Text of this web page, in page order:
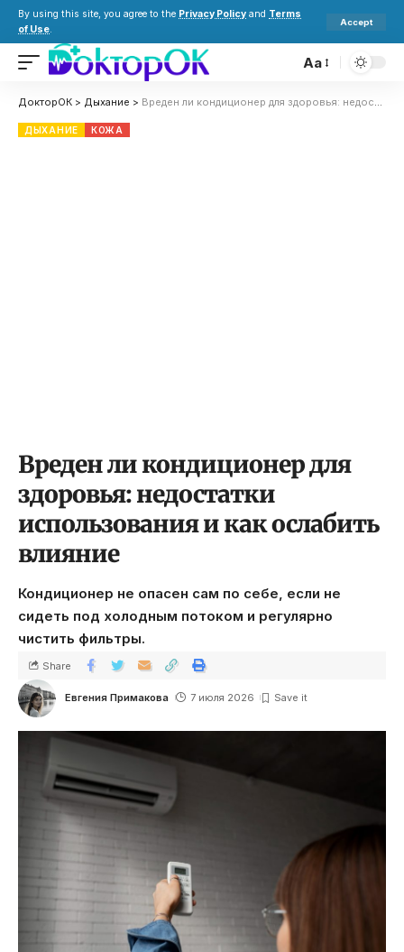
By using this site, you agree to the Privacy Policy and Terms
of Use.
Accept
Aa
ДокторОК > Дыхание > Вреден ли кондиционер для здоровья: недостатки использования и как ослабить влияние
ДЫХАНИЕ КОЖА
Вреден ли кондиционер для
здоровья: недостатки
использования и как ослабить
влияние
Кондиционер не опасен сам по себе, если не
сидеть под холодным потоком и регулярно
чистить фильтры.
Евгения Примакова 7 июля 2026
Share